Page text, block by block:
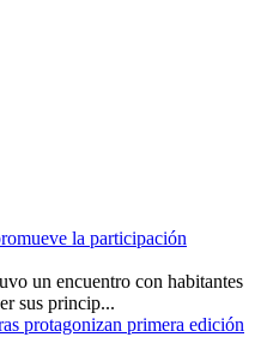
la participación
un encuentro con habitantes
sus princip...
protagonizan primera edición